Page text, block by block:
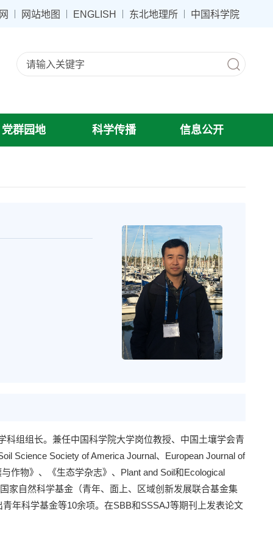
网站地图 ENGLISH 东北地理所 中国科学院
党群园地 科学传播 信息公开
组组长。兼任中国科学院大学岗位教授、中国土壤学会青
Science Society of America Journal、European Journal of
作物》、《生态学杂志》、Plant and Soil和Ecological
家自然科学基金（青年、面上、区域创新发展联合基金集
年科学基金等10余项。在SBB和SSSAJ等期刊上发表论文